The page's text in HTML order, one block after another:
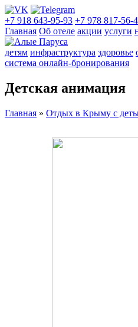
+7 918 643-95-93 +7 978 817-56-
Главная Об отеле акции услуги
детям инфраструктура здоровье
система онлайн-бронирования
Детская анимация
Главная » Отдых в Крыму с